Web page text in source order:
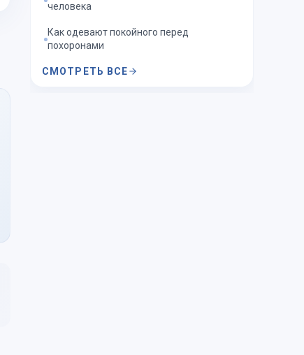
человека
Как одевают покойного перед
похоронами
СМОТРЕТЬ ВСЕ